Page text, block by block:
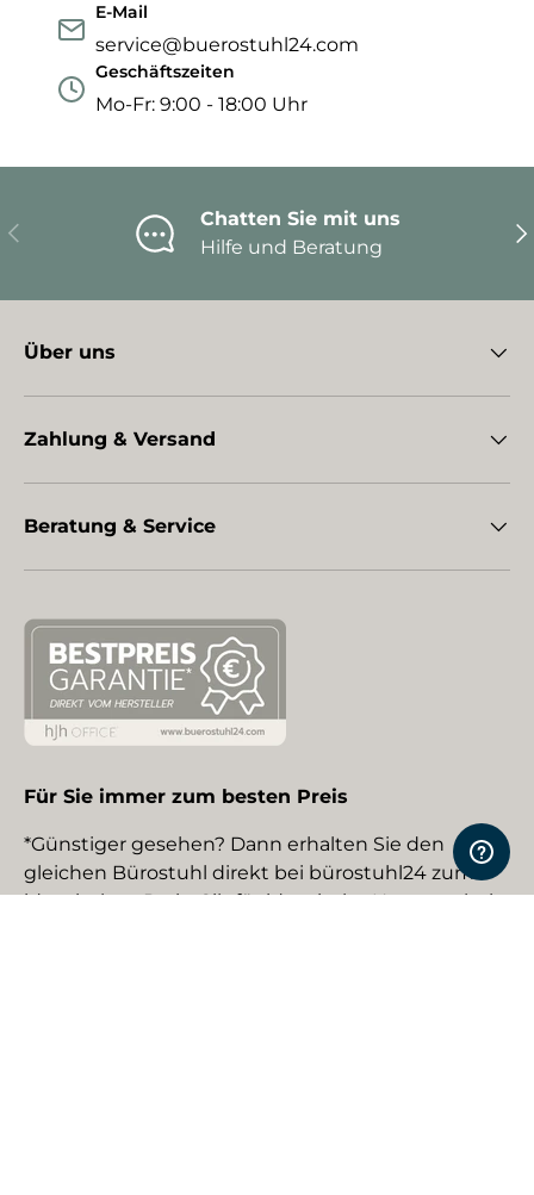
E-Mail
service@buerostuhl24.com
Geschäftszeiten
Mo-Fr: 9:00 - 18:00 Uhr
Vorherige
Chatten Sie mit uns
Hilfe und Beratung
Über uns
Zahlung & Versand
Beratung & Service
Für Sie immer zum besten Preis
*Günstiger gesehen? Dann erhalten Sie den
gleichen Bürostuhl direkt bei bürostuhl24 zum
identischen Preis. Gilt für identische Neuware bei